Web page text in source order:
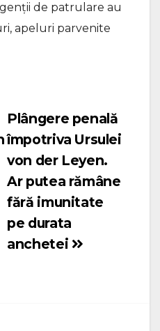
de patrulare au
apeluri parvenite
Plângere penală
împotriva Ursulei
von der Leyen.
Ar putea rămâne
fără imunitate
pe durata
anchetei